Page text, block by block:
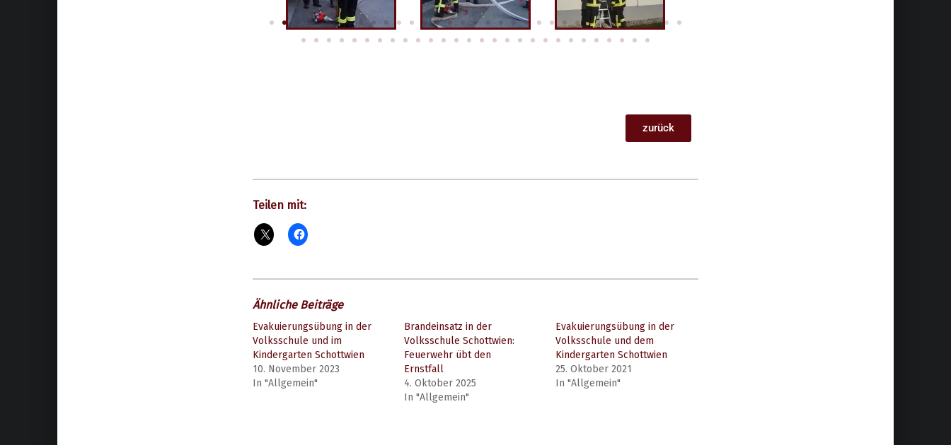
zurück
Teilen mit:
Ähnliche Beiträge
Evakuierungsübung in der
Volksschule und im
Kindergarten Schottwien
10. November 2023
In "Allgemein"
Brandeinsatz in der
Volksschule Schottwien:
Feuerwehr übt den
Ernstfall
4. Oktober 2025
In "Allgemein"
Evakuierungsübung in der
Volksschule und dem
Kindergarten Schottwien
25. Oktober 2021
In "Allgemein"